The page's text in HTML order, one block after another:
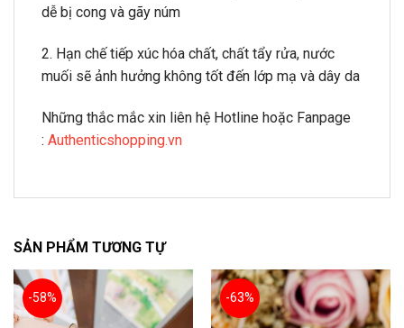
dễ bị cong và gãy núm
2. Hạn chế tiếp xúc hóa chất, chất tẩy rửa, nước
muối sẽ ảnh hưởng không tốt đến lớp mạ và dây da
Những thắc mắc xin liên hệ Hotline hoặc Fanpage
: Authenticshopping.vn
SẢN PHẨM TƯƠNG TỰ
-58% -63%